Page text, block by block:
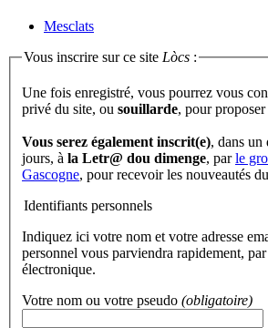
Mesclats
Vous inscrire sur ce site Lòcs :
Une fois enregistré, vous pourrez vous
privé du site, ou souillarde , pour
Vous serez également inscrit(e), dans un
jours, à la Letr@ dou dimenge, parle
Gascogne, pour recevoir les nouveautés
Identifiants personnels
Indiquez ici votre nom et votre adresse
personnel vous parviendra rapidement,
électronique.
Votre nom ou votre pseudo (obligatoire)